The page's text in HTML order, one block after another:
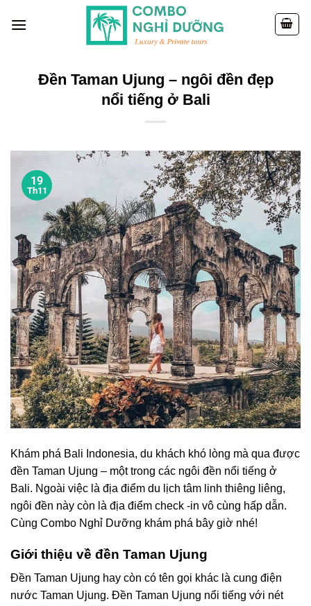
Đền Taman Ujung – ngôi đền đẹp
nổi tiếng ở Bali
19
Th11
Khám phá Bali Indonesia, du khách khó lòng mà qua được
đền Taman Ujung – một trong các ngôi đền nổi tiếng ở
Bali. Ngoài việc là địa điểm du lịch tâm linh thiêng liêng,
ngôi đền này còn là địa điểm check -in vô cùng hấp dẫn.
Cùng Combo Nghỉ Dưỡng khám phá bây giờ nhé!
Giới thiệu về đền Taman Ujung
Đền Taman Ujung hay còn có tên gọi khác là cung điện
nước Taman Ujung. Đền Taman Ujung nổi tiếng với nét